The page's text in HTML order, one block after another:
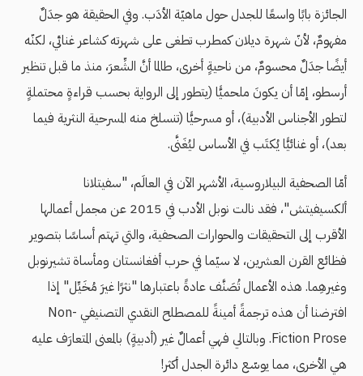
الجائزة بابًا واسعًا للجدل حول ماهيّة الأدَب. وفي الحقيقة هو جدَلٌ
مفهومٌ، لأنّ شهرة ديلان كمطرب تطغى على شهرته كشاعر غنائي، لكنّه
أيضًا جدَلٌ محسومٌ، من ناحيةٍ أخرى، طالما أنَّ الشِّعرَ، منذ ما قبل تنظير
أرسطو، إمّا أن يكونَ ملحميًّا (يتطور إلى الرواية بحسب قراءةٍ محتملةٍ
لتطور الأجناس الأدبية)، أو مسرحيًّا (تنسلخ منه المسرحية النثرية فيما
بعد)، أو غنائيًّا يُكتَب في الأساس ليُغَنَّى.
أمّا الصحفية البيلاروسية، الأشهر الآن في العالَم، "سفيتلانا
ألكسيفيتش"، فقد نالت نوبل الأدب في 2015 عن مجمل أعمالها
الأقرب إلى التحقيقات والحوارات الصحفية، والتي تهتم أساسًا بتصوير
فظائع القرن العشرين، لا سيّما في حرب أفغانستان ومأساة تشيرنوبل
وغيرهِما. هذه الأعمال تُصَنَّف عادةً باعتبارها "نثرًا غيرَ مُخَيِّل" إذا
افترضنا أن هذه ترجمةً أمينةً للمصطلح النقدي التصنيفي Non-
Fiction Prose. وبالتالي فهي أعمالٌ غير (أدبيةٍ) بالمعنى المتعارَف عليه
هي الأخرى، مما يوسّع دائرة الجدل أكثر!